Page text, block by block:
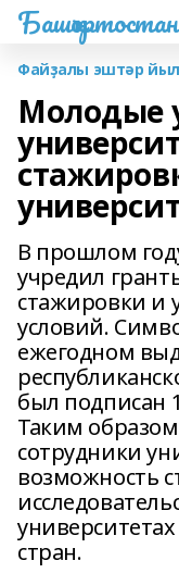
Файҙалы эштәр
Молодые
В прошлом
учредил
стажировки
условий.
ежегодном
был подписан
Таким
сотрудники
возможность
стран.